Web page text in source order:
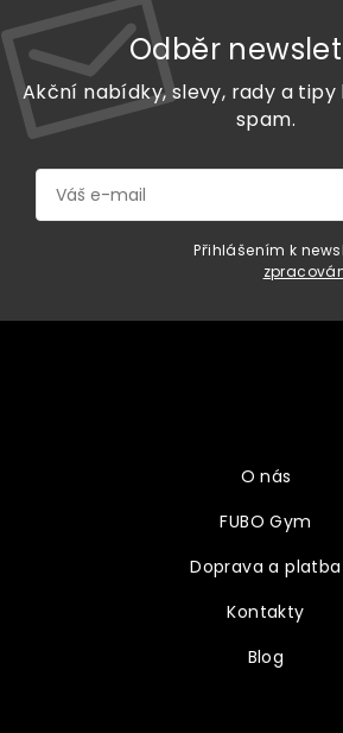
Odběr
Akční nabídky, slevy, rady a tipy
spam.
Přihlášením k
O nás
FUBO Gym
Doprava a platba
Kontakty
Blog